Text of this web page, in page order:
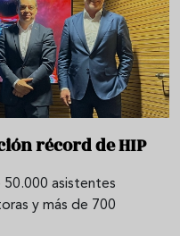
récord de HIP
50.000 asistentes
y más de 700